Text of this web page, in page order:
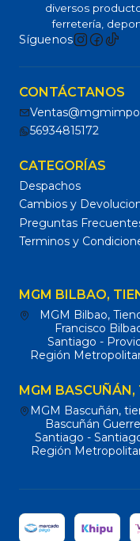
diversos
ferretería,
Síguenos
CONTÁCTANOS
56934815172
CATEGORÍAS
Despachos
Cambios y
Preguntas
Terminos y
MGM BILBAO,
MGM Bilbao,
Francisco
Santiago -
Región
MGM
MGM Bascuñán,
Bascuñán
Santiago -
Región